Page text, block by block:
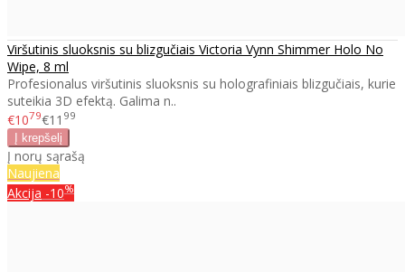
Viršutinis sluoksnis su blizgučiais Victoria Vynn Shimmer Holo No
Wipe, 8 ml
Profesionalus viršutinis sluoksnis su holografiniais blizgučiais, kurie
suteikia 3D efektą. Galima n..
€1079€11 99
Į norų sąrašą
Naujiena
Akcija -10%